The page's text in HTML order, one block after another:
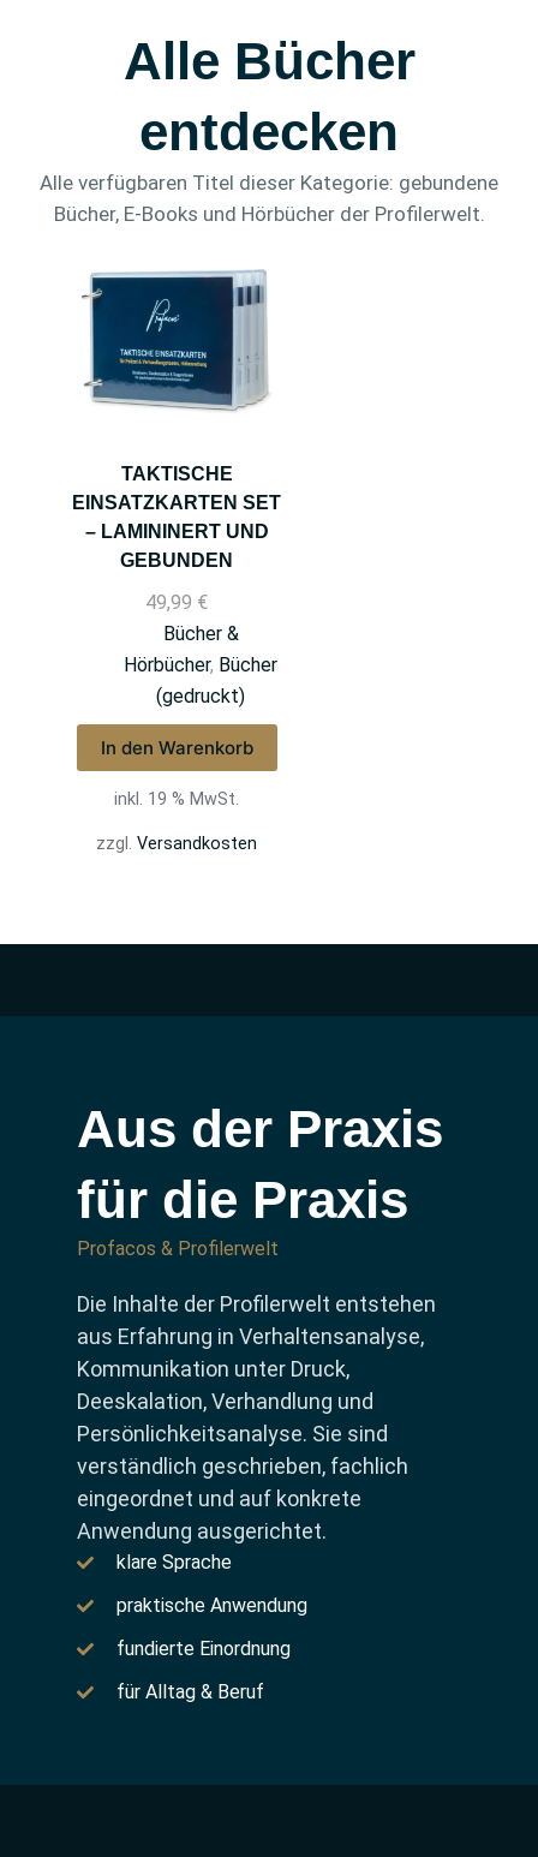
Alle Bücher
entdecken
Alle verfügbaren Titel dieser Kategorie: gebundene
Bücher, E-Books und Hörbücher der Profilerwelt.
TAKTISCHE
EINSATZKARTEN SET
– LAMININERT UND
GEBUNDEN
49,99 €
Bücher &
Hörbücher, Bücher
(gedruckt)
In den Warenkorb
inkl. 19 % MwSt.
zzgl. Versandkosten
Aus der Praxis
für die Praxis
Profacos & Profilerwelt
Die Inhalte der Profilerwelt entstehen
aus Erfahrung in Verhaltensanalyse,
Kommunikation unter Druck,
Deeskalation, Verhandlung und
Persönlichkeitsanalyse. Sie sind
verständlich geschrieben, fachlich
eingeordnet und auf konkrete
Anwendung ausgerichtet.
klare Sprache
praktische Anwendung
fundierte Einordnung
für Alltag & Beruf